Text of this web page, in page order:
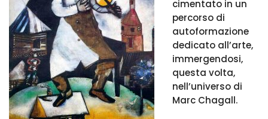
cimentato in un
percorso di
autoformazione
dedicato all’arte,
immergendosi,
questa volta,
nell’universo di
Marc Chagall.